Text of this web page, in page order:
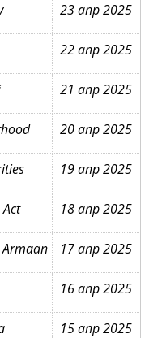
23 апр 2025
22 апр 2025
21 апр 2025
20 апр 2025
19 апр 2025
18 апр 2025
Armaan 17 апр 2025
16 апр 2025
15 апр 2025